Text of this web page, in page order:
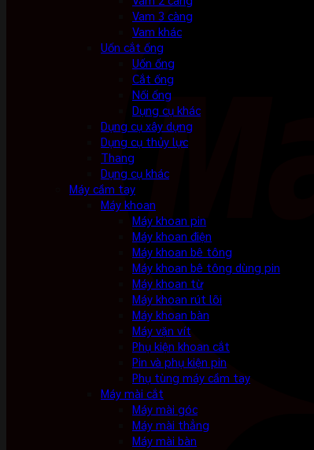
Vam 3 càng
Vam khác
Uốn cắt ống
Uốn ống
Cắt ống
Nối ống
Dụng cụ khác
Dụng cụ xây dựng
Dụng cụ thủy lực
Thang
Dụng cụ khác
Máy cầm tay
Máy khoan
Máy khoan pin
Máy khoan điện
Máy khoan bê tông
Máy khoan bê tông dùng pin
Máy khoan từ
Máy khoan rút lõi
Máy khoan bàn
Máy vặn vít
Phụ kiện khoan cắt
Pin và phụ kiện pin
Phụ tùng máy cầm tay
Máy mài cắt
Máy mài góc
Máy mài thẳng
Máy mài bàn